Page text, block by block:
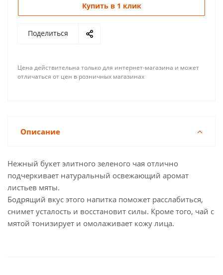
Купить в 1 клик
Поделиться
Цена действительна только для интернет-магазина и может
отличаться от цен в розничных магазинах
Описание
Нежный букет элитного зеленого чая отлично
подчеркивает натуральный освежающий аромат
листьев мяты.
Бодрящий вкус этого напитка поможет расслабиться,
снимет усталость и восстановит силы. Кроме того, чай с
мятой тонизирует и омолаживает кожу лица.